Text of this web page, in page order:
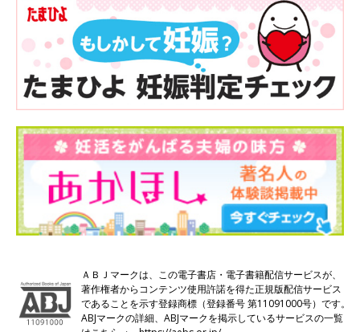
ＡＢＪマークは、この電子書店・電子書籍配信サービスが、
著作権者からコンテンツ使用許諾を得た正規版配信サービス
であることを示す登録商標（登録番号 第11091000号）です。
ABJマークの詳細、ABJマークを掲示しているサービスの一覧